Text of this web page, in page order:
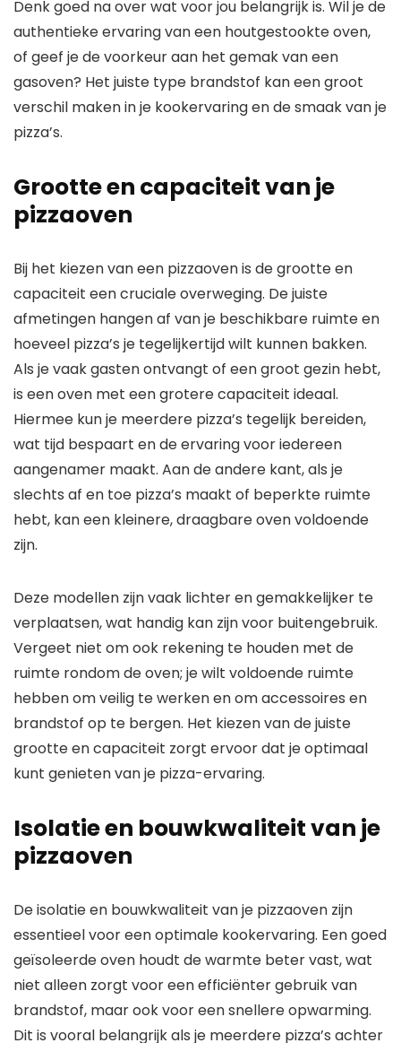
Denk goed na over wat voor jou belangrijk is. Wil je de
authentieke ervaring van een houtgestookte oven,
of geef je de voorkeur aan het gemak van een
gasoven? Het juiste type brandstof kan een groot
verschil maken in je kookervaring en de smaak van je
pizza’s.
Grootte en capaciteit van je
pizzaoven
Bij het kiezen van een pizzaoven is de grootte en
capaciteit een cruciale overweging. De juiste
afmetingen hangen af van je beschikbare ruimte en
hoeveel pizza’s je tegelijkertijd wilt kunnen bakken.
Als je vaak gasten ontvangt of een groot gezin hebt,
is een oven met een grotere capaciteit ideaal.
Hiermee kun je meerdere pizza’s tegelijk bereiden,
wat tijd bespaart en de ervaring voor iedereen
aangenamer maakt. Aan de andere kant, als je
slechts af en toe pizza’s maakt of beperkte ruimte
hebt, kan een kleinere, draagbare oven voldoende
zijn.
Deze modellen zijn vaak lichter en gemakkelijker te
verplaatsen, wat handig kan zijn voor buitengebruik.
Vergeet niet om ook rekening te houden met de
ruimte rondom de oven; je wilt voldoende ruimte
hebben om veilig te werken en om accessoires en
brandstof op te bergen. Het kiezen van de juiste
grootte en capaciteit zorgt ervoor dat je optimaal
kunt genieten van je pizza-ervaring.
Isolatie en bouwkwaliteit van je
pizzaoven
De isolatie en bouwkwaliteit van je pizzaoven zijn
essentieel voor een optimale kookervaring. Een goed
geïsoleerde oven houdt de warmte beter vast, wat
niet alleen zorgt voor een efficiënter gebruik van
brandstof, maar ook voor een snellere opwarming.
Dit is vooral belangrijk als je meerdere pizza’s achter